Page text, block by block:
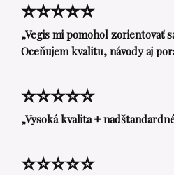
⭐⭐⭐⭐⭐
„Vegis mi pomohol zorientovať
Oceňujem kvalitu, návody aj
⭐⭐⭐⭐⭐
„Vysoká kvalita +
⭐⭐⭐⭐⭐